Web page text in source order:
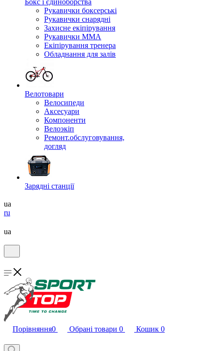
Бокс і єдиноборства
Рукавички боксерські
Рукавички снарядні
Захисне екіпірування
Рукавички ММА
Екіпірування тренера
Обладнання для залів
Велотовари
Велосипеди
Аксесуари
Компоненти
Велоэкіп
Ремонт.обслуговування,
догляд
Зарядні станції
ua
ru
ua
Порівняння0 Обрані товари 0 Кошик 0